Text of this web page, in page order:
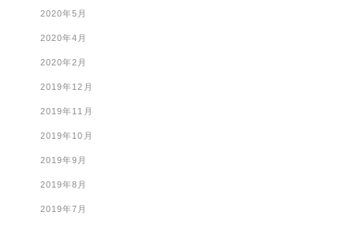
2020年5月
2020年4月
2020年2月
2019年12月
2019年11月
2019年10月
2019年9月
2019年8月
2019年7月